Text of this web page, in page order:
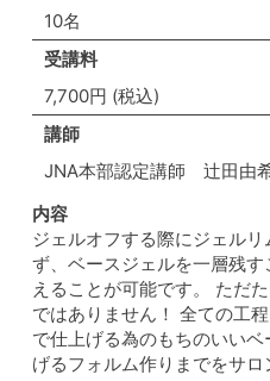
10名
受講料
7,700円 (税込)
講師
JNA本部認定講師 辻田由
内容
ジェルオフする際にジェル
ず、ベースジェルを一層残
えることが可能です。 ただ
ではありません！ 全ての工
で仕上げる為のもちのいい
げるフォルム作りまでをサ